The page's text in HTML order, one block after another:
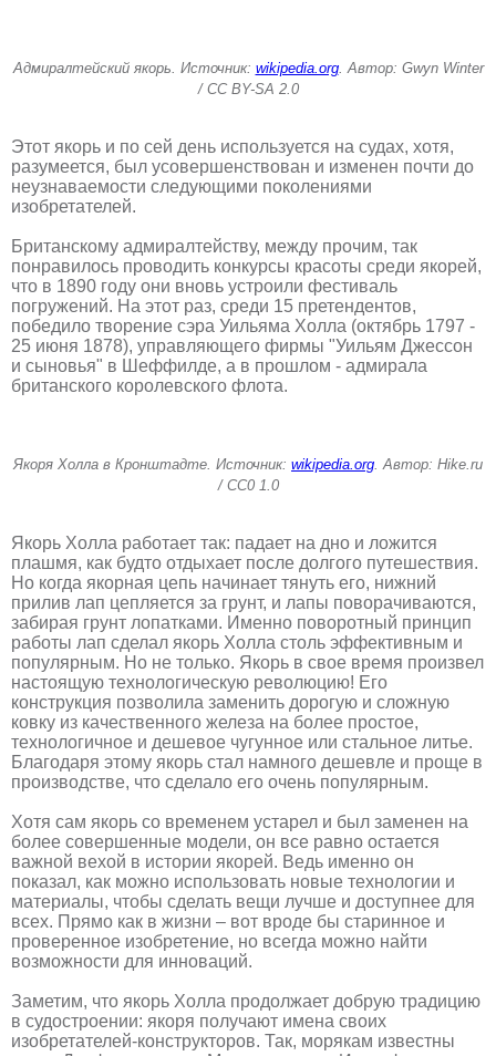
Адмиралтейский якорь. Источник: wikipedia.org. Автор: Gwyn Winter
/ CC BY-SA 2.0
Этот якорь и по сей день используется на судах, хотя,
разумеется, был усовершенствован и изменен почти до
неузнаваемости следующими поколениями
изобретателей.
Британскому адмиралтейству, между прочим, так
понравилось проводить конкурсы красоты среди якорей,
что в 1890 году они вновь устроили фестиваль
погружений. На этот раз, среди 15 претендентов,
победило творение сэра Уильяма Холла (октябрь 1797 -
25 июня 1878), управляющего фирмы "Уильям Джессон
и сыновья" в Шеффилде, а в прошлом - адмирала
британского королевского флота.
Якоря Холла в Кронштадте. Источник: wikipedia.org . Автор: Hike.ru
/ CC0 1.0
Якорь Холла работает так: падает на дно и ложится
плашмя, как будто отдыхает после долгого путешествия.
Но когда якорная цепь начинает тянуть его, нижний
прилив лап цепляется за грунт, и лапы поворачиваются,
забирая грунт лопатками. Именно поворотный принцип
работы лап сделал якорь Холла столь эффективным и
популярным. Но не только. Якорь в свое время произвел
настоящую технологическую революцию! Его
конструкция позволила заменить дорогую и сложную
ковку из качественного железа на более простое,
технологичное и дешевое чугунное или стальное литье.
Благодаря этому якорь стал намного дешевле и проще в
производстве, что сделало его очень популярным.
Хотя сам якорь со временем устарел и был заменен на
более совершенные модели, он все равно остается
важной вехой в истории якорей. Ведь именно он
показал, как можно использовать новые технологии и
материалы, чтобы сделать вещи лучше и доступнее для
всех. Прямо как в жизни – вот вроде бы старинное и
проверенное изобретение, но всегда можно найти
возможности для инноваций.
Заметим, что якорь Холла продолжает добрую традицию
в судостроении: якоря получают имена своих
изобретателей-конструкторов. Так, морякам известны